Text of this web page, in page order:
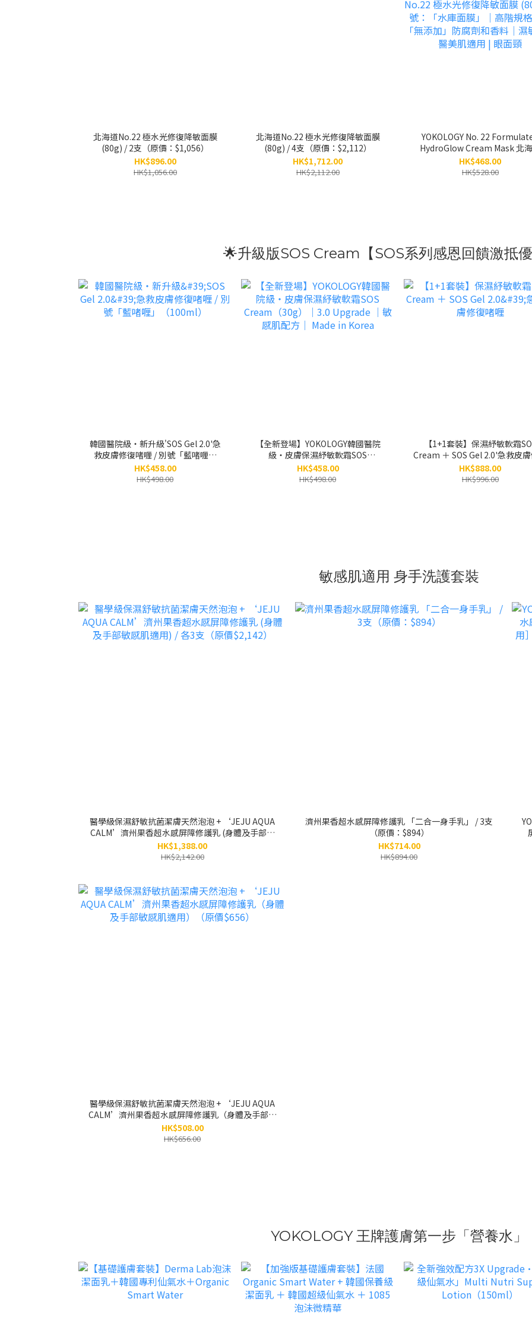
北海道No.22 極水光修復降敏面膜
(80g) / 2支（原價：$1,056）
HK$896.00
HK$1,056.00
北海道No.22 極水光修復降敏面膜
(80g) / 4支（原價：$2,112）
HK$1,712.00
HK$2,112.00
YOKOLOGY No. 22
HydroGlow Cream Mask 北
No.22 極水光修復降敏面膜
號：「水庫面膜」｜高階規格廠
HK$468.00
HK$528.00
🌟升級版SOS Cream【SOS系列感恩回饋激抵優
韓國醫院級‧新升級'SOS Gel 2.0'急
救皮膚修復啫喱 / 別號「藍啫喱」
（100ml）
HK$458.00
HK$498.00
【全新登場】YOKOLOGY韓國醫院
級‧皮膚保濕紓敏軟霜SOS
Cream（30g）｜3.0 Upgrade ｜敏
感肌配方｜ Made in Korea
HK$458.00
HK$498.00
【1+1套裝】保濕紓敏軟霜
Cream ＋ SOS Gel 2.0'急救皮
啫喱
HK$888.00
HK$996.00
敏感肌適用 身手洗護套裝
醫學級保濕舒敏抗菌潔膚天然泡泡 + ‘JEJU AQUA
CALM’濟州果香超水感屏障修護乳 (身體及手部敏
感肌適用) / 各3支（原價$2,142）
HK$1,388.00
HK$2,142.00
濟州果香超水感屏障修護乳 「二合一身手乳」 / 3支
（原價：$894）
HK$714.00
HK$894.00
醫學級保濕舒敏抗菌潔膚天然泡泡 + ‘JEJU AQUA
CALM’濟州果香超水感屏障修護乳（身體及手部敏
感肌適用）（原價$656）
HK$508.00
HK$656.00
YOKOLOGY 王牌護膚第一步「營養水」